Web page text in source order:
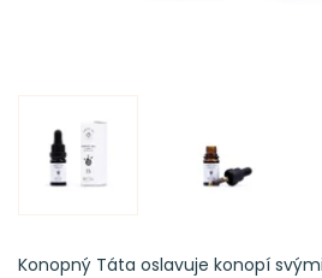
Konopný Táta oslavuje konopí